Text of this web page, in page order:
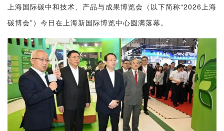
人 物
地 产
企业招聘
企业会员
关于投稿
广告投放
上海国际碳中和技术、产品与成果博览会（以下简称“2026上海
碳博会”）今日在上海新国际博览中心圆满落幕。